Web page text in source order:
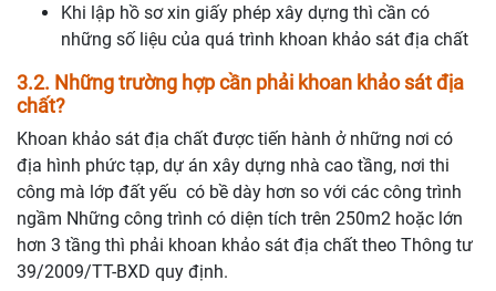
Khi lập hồ sơ xin giấy phép xây dựng thì cần có
những số liệu của quá trình khoan khảo sát địa chất
3.2. Những trường hợp cần phải khoan khảo sát địa
chất?
Khoan khảo sát địa chất được tiến hành ở những nơi có
địa hình phức tạp, dự án xây dựng nhà cao tầng, nơi thi
công mà lớp đất yếu có bề dày hơn so với các công trình
ngầm Những công trình có diện tích trên 250m2 hoặc lớn
hơn 3 tầng thì phải khoan khảo sát địa chất theo Thông tư
39/2009/TT-BXD quy định.